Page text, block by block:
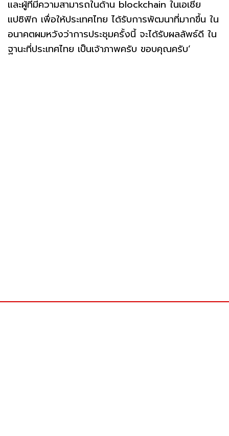
และผู้ที่มีความสามารถในด้าน blockchain ในเอเชีย
แปซิฟิก เพื่อให้ประเทศไทย ได้รับการพัฒนาที่มากขึ้น ใน
อนาคตผมหวังว่าการประชุมครั้งนี้ จะได้รับผลลัพธ์ดี ใน
ฐานะที่ประเทศไทย เป็นเจ้าภาพครับ ขอบคุณครับ’